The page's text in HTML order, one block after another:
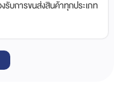
บการขนส่งสินค้าทุกประเภท